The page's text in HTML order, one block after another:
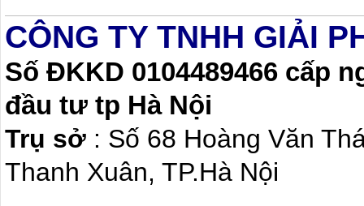
CÔNG TY TNHH GIẢI
Số ĐKKD 0104489466 cấp
đầu tư tp Hà Nội
Trụ sở : Số 68 Hoàng Văn
Thanh Xuân, TP.Hà Nội